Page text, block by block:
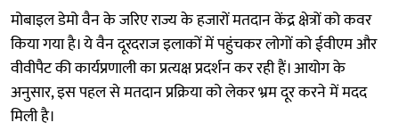
मोबाइल डेमो वैन के जरिए राज्य के हजारों मतदान केंद्र क्षेत्रों को कवर
किया गया है। ये वैन दूरदराज इलाकों में पहुंचकर लोगों को ईवीएम और
वीवीपैट की कार्यप्रणाली का प्रत्यक्ष प्रदर्शन कर रही हैं। आयोग के
अनुसार, इस पहल से मतदान प्रक्रिया को लेकर भ्रम दूर करने में मदद
मिली है।